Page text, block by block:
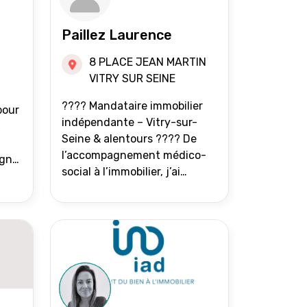
Paillez Laurence
8 PLACE JEAN MARTIN
VITRY SUR SEINE
???? Mandataire immobilier
indépendante – Vitry-sur-
Seine & alentours ???? De
l’accompagnement médico-
social à l’immobilier, j’ai
gens à avancer sereinement.
Aujourd’hui, j’accompagne
mes clients avec franchise,
écoute et énergie pour
vendre ou acheter leur bien
immobilier. ???? 300 familles
accompagnées en 8 ans, 90 %